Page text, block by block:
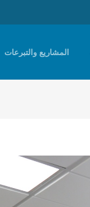
المشاريع والتبرعات